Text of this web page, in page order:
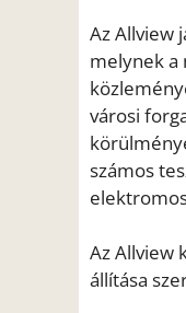
Az Allview
melynek a
városi
számos
Az Allview
állítása